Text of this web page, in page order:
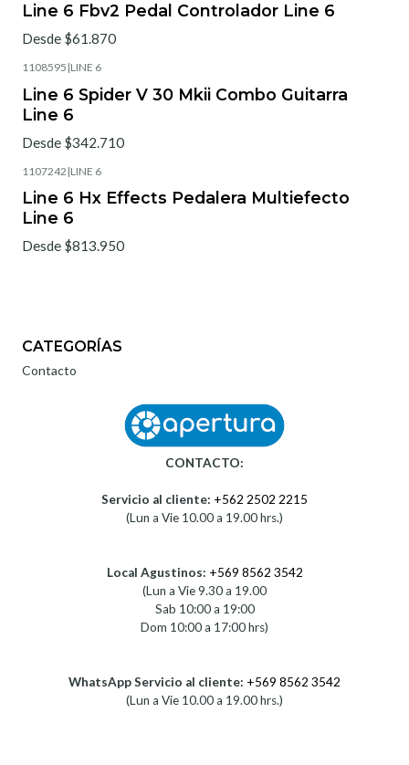
Line 6 Fbv2 Pedal Controlador Line 6
Desde $61.870
1108595 |LINE 6
Line 6 Spider V 30 Mkii Combo Guitarra
Line 6
Desde $342.710
1107242 |LINE 6
Line 6 Hx Effects Pedalera Multiefecto
Line 6
Desde $813.950
CATEGORÍAS
Contacto
CONTACTO:
Servicio al cliente: +562 2502 2215
(Lun a Vie 10.00 a 19.00 hrs.)
Local Agustinos: +569 8562 3542
(Lun a Vie 9.30 a 19.00
Sab 10:00 a 19:00
Dom 10:00 a 17:00 hrs)
WhatsApp Servicio al cliente: +569 8562 3542
(Lun a Vie 10.00 a 19.00 hrs.)